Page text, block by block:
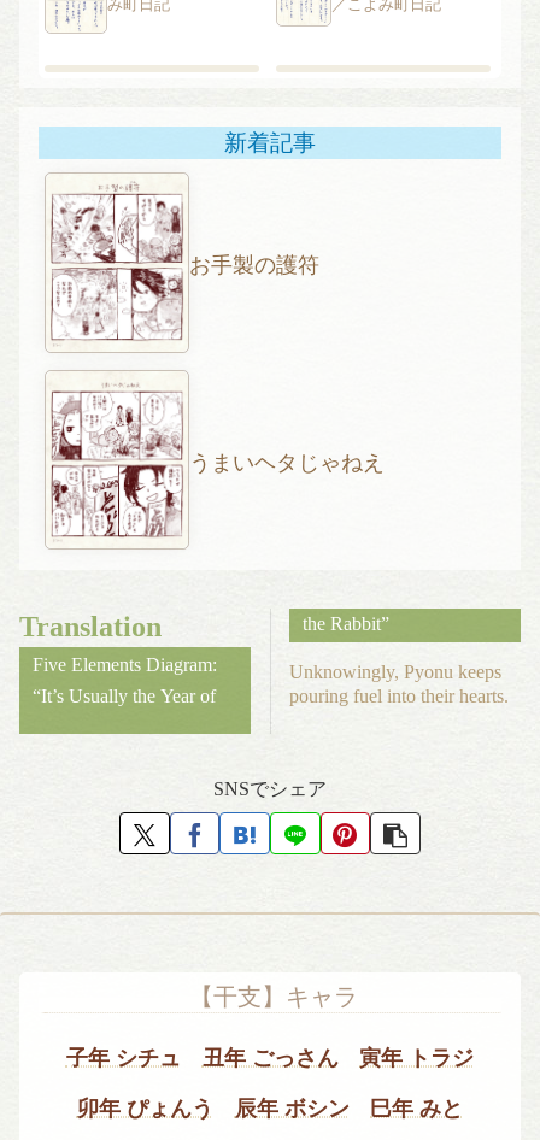
み町日記 ／こよみ町日記
新着記事
お手製の護符
うまいヘタじゃねえ
Translation
Five Elements Diagram:
“It’s Usually the Year of
the Rabbit”
Unknowingly, Pyonu keeps
pouring fuel into their hearts.
SNSでシェア
【干支】キャラ
子年 シチュ 丑年 ごっさん 寅年 トラジ
卯年 ぴょんう 辰年 ボシン 巳年 みと